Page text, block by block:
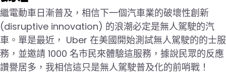
繼電動車日漸普及，相信下一個汽車業的破壞性創新
(disruptive innovation) 的浪潮必定是無人駕駛的汽
車。單是最近， Uber 在美國開始測試無人駕駛的的士服
務，並邀請 1000 名市民來體驗這服務，據說民眾的反應
讚譽居多，我相信這只是無人駕駛普及化的前哨戰！